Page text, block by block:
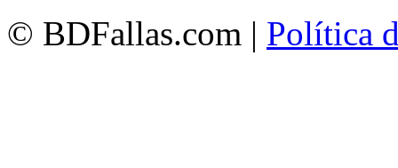
© BDFallas.com | Política